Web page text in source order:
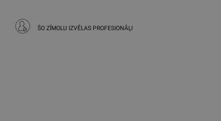
ŠO ZĪMOLU IZVĒLAS PROFESIONĀĻI